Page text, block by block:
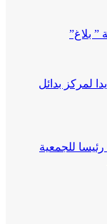
” بلاغ”
لمركز بدائل
للجمعية